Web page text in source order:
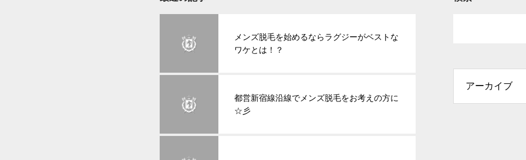
メンズ脱毛を始めるならラグジーがベストな
ワケとは！？
都営新宿線沿線でメンズ脱毛をお考えの方に
☆彡